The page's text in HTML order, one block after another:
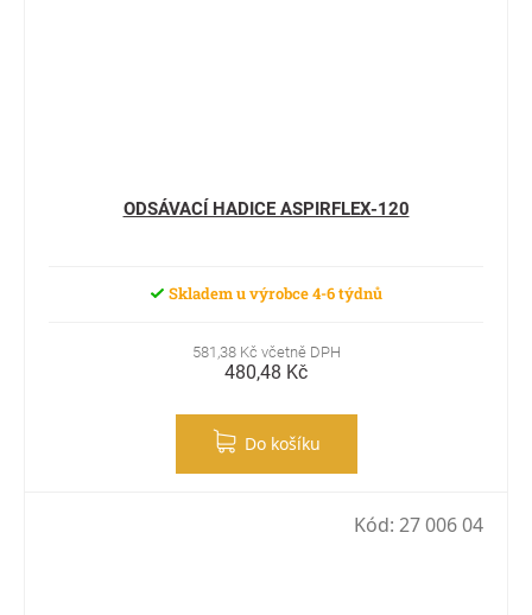
ODSÁVACÍ HADICE ASPIRFLEX-120
Skladem u výrobce 4-6 týdnů
581,38 Kč včetně DPH
480,48 Kč
Do košíku
Kód: 27 006 04